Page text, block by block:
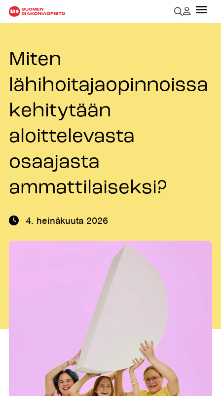
Miten
lähihoitajaopinnoissa
kehitytään
aloittelevasta
osaajasta
ammattilaiseksi?
4. heinäkuuta 2026